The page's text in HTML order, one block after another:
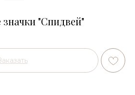
"Спидвей"